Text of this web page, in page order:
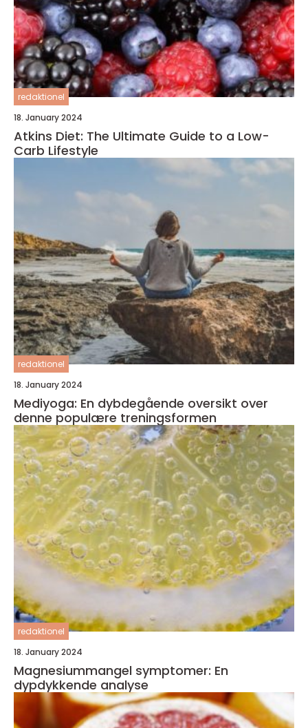
redaktionel
18. January 2024
Atkins Diet: The Ultimate Guide to a Low-
Carb Lifestyle
redaktionel
18. January 2024
Mediyoga: En dybdegående oversikt over
denne populære treningsformen
redaktionel
18. January 2024
Magnesiummangel symptomer: En
dypdykkende analyse